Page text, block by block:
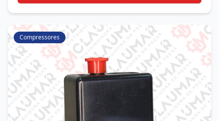
Compressores